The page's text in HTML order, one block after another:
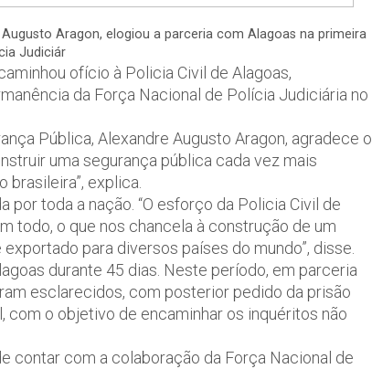
Aragon, elogiou a parceria com Alagoas na primeira
Judiciár
ofício à Policia Civil de Alagoas,
da Força Nacional de Polícia Judiciária no
Pública, Alexandre Augusto Aragon, agradece o
uma segurança pública cada vez mais
explica.
toda a nação. “O esforço da Policia Civil de
todo, o que nos chancela à construção de um
para diversos países do mundo”, disse.
durante 45 dias. Neste período, em parceria
esclarecidos, com posterior pedido da prisão
com o objetivo de encaminhar os inquéritos não
contar com a colaboração da Força Nacional de